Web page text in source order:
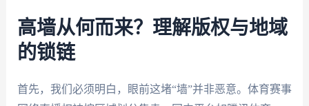
高墙从何而来？理解版权与地域
的锁链
首先，我们必须明白，眼前这堵“墙”并非恶意。体育赛事